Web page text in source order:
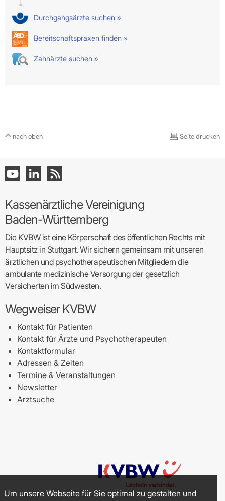
Durchgangsärzte suchen »
Bereitschaftspraxen finden »
Zahnärzte suchen »
nach oben Seite drucken
Kassenärztliche Vereinigung
Baden-Württemberg
Die KVBW ist eine Körperschaft des öffentlichen Rechts mit
Hauptsitz in Stuttgart. Wir sichern gemeinsam mit unseren
ärztlichen und psychotherapeutischen Mitgliedern die
ambulante medizinische Versorgung der gesetzlich
Versicherten im Südwesten.
Wegweiser KVBW
Kontakt für Patienten
Kontakt für Ärzte und Psychotherapeuten
Kontaktformular
Adressen & Zeiten
Termine & Veranstaltungen
Newsletter
Arztsuche
Um unsere Webseite für Sie optimal zu gestalten und